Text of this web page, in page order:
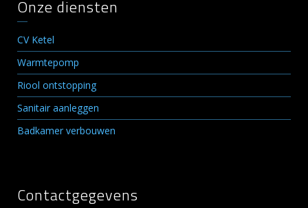
Onze diensten
CV Ketel
Warmtepomp
Riool ontstopping
Sanitair aanleggen
Badkamer verbouwen
Contactgegevens